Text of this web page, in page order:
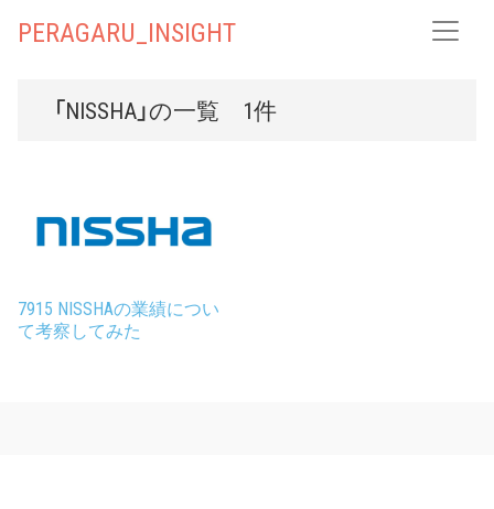
PERAGARU_INSIGHT
「NISSHA」の一覧 1件
7915 NISSHAの業績につい
て考察してみた